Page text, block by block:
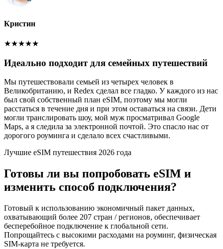
Кристин
★★★★★
Идеально подходит для семейных путешествий
Мы путешествовали семьей из четырех человек в
Великобританию, и Redex сделал все гладко. У каждого из нас
был свой собственный план eSIM, поэтому мы могли
расстаться в течение дня и при этом оставаться на связи. Дети
могли транслировать шоу, мой муж просматривал Google
Maps, а я следила за электронной почтой. Это спасло нас от
дорогого роуминга и сделало всех счастливыми.
Лучшие eSIM путешествия 2026 года
Готовы ли вы попробовать eSIM и
изменить способ подключения?
Готовый к использованию экономичный пакет данных,
охватывающий более 207 стран / регионов, обеспечивает
бесперебойное подключение к глобальной сети.
Попрощайтесь с высокими расходами на роуминг, физическая
SIM-карта не требуется.